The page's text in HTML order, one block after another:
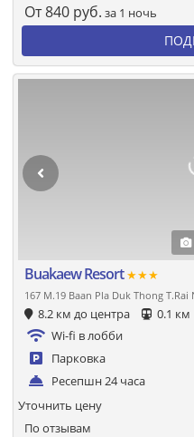
От840 руб. за 1 ночь
Buakaew Resort★★★
167 M.19 Baan Pla Duk Thong
8.2 км до центра 0.1 км
Wi-fi в лобби
Парковка
Ресепшн 24 часа
По отзывам
Уточнить цену